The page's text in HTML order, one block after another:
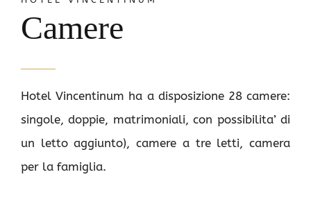
Camere
Hotel Vincentinum ha a disposizione 28 camere:
singole, doppie, matrimoniali, con possibilita’ di
un letto aggiunto), camere a tre letti, camera
per la famiglia.